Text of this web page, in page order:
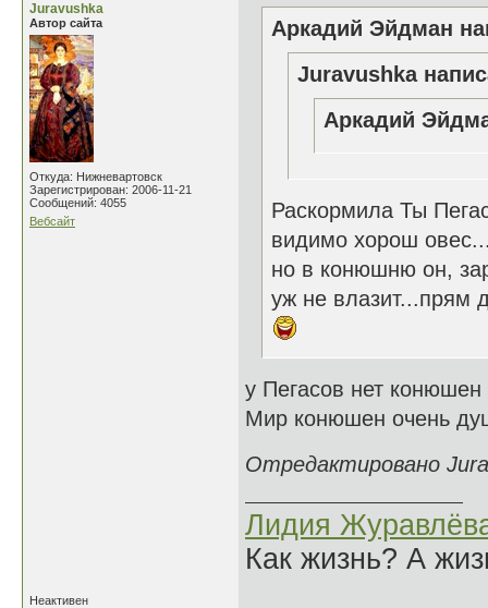
Juravushka
Автор сайта
Откуда: Нижневартовск
Зарегистрирован: 2006-11-21
Сообщений: 4055
Вебсайт
Аркадий Эйдман
Juravushka
Аркадий
Раскормила Ты
видимо хорош
но в конюшню он,
уж не влазит...прям
у Пегасов нет конюшен
Мир конюшен очень
Отредактировано
Лидия
Как жизнь? А
Неактивен